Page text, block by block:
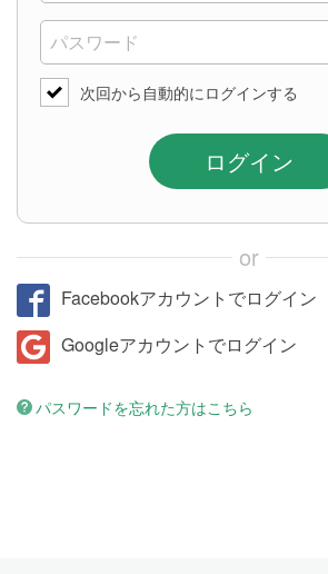
次回から自動的にログインする
ログイン
or
Facebookアカウントでログイン
Googleアカウントでログイン
パスワードを忘れた方はこちら